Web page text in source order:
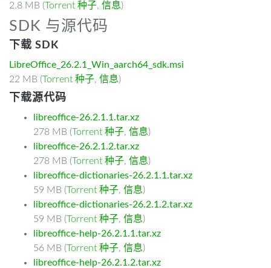
2.8 MB (Torrent 种子, 信息)
SDK 与源代码
下载 SDK
LibreOffice_26.2.1_Win_aarch64_sdk.msi
22 MB (Torrent 种子, 信息)
下载源代码
libreoffice-26.2.1.1.tar.xz
278 MB (Torrent 种子, 信息)
libreoffice-26.2.1.2.tar.xz
278 MB (Torrent 种子, 信息)
libreoffice-dictionaries-26.2.1.1.tar.xz
59 MB (Torrent 种子, 信息)
libreoffice-dictionaries-26.2.1.2.tar.xz
59 MB (Torrent 种子, 信息)
libreoffice-help-26.2.1.1.tar.xz
56 MB (Torrent 种子, 信息)
libreoffice-help-26.2.1.2.tar.xz